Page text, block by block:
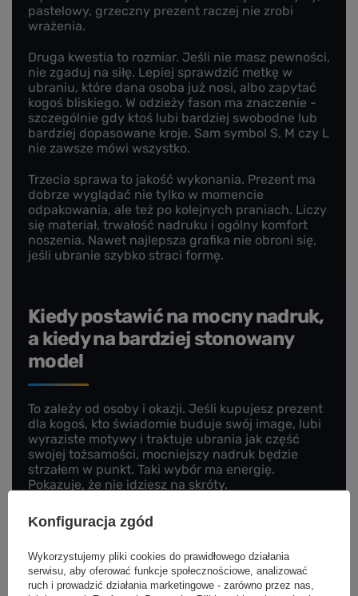
pastelowy, grzeczny prezent raczej nie zrobi
wrażenia.
Druga kwestia to rozmiar. Jeśli nie masz pewności,
nie zgaduj na siłę. Lepiej sprawdzić metkę w
ubraniu, które dana osoba już nosi, albo zapytać
kogoś bliskiego. W odzieży fason ma znaczenie -
szczególnie gdy ktoś lubi bardziej swobodne lub
bardziej dopasowane kroje. Sam symbol S, M czy L
nie zawsze mówi wszystko.
Trzecia sprawa to jakość wykonania. Prezent ma
dobrze wyglądać nie tylko w momencie
odpakowania, ale też po kolejnych praniach. Liczy
się materiał, trwałość nadruku i ogólny komfort
noszenia. Nawet najlepsza grafika nie obroni się,
jeśli ubranie szybko straci formę.
Kiedy postawić na mocny nadruk,
a kiedy na bardziej stonowany
model
To zależy od osoby i okazji. Jeśli kupujesz prezent
dla kogoś, kto świadomie buduje swój image, lubi
wyraziste motywy i traktuje ubrania jak część
swojej tożsamości, mocniejszy nadruk będzie
strzałem w punkt. Taki wybór ma energię.
Pokazuje, że nie idziesz na skróty.
Bardziej stonowany model sprawdzi się wtedy,
gdy chcesz zachować balans między
dla osób, które lubią rzeczy z charakterem, ale
wolą nosić je w subtelniejszy sposób. Czasem
wystarczy ciekawy motyw w ograniczonej palecie
Konfiguracja zgód
Wykorzystujemy pliki cookies do prawidłowego działania
serwisu, aby oferować funkcje społecznościowe, analizować
ruch i prowadzić działania marketingowe - zarówno przez nas,